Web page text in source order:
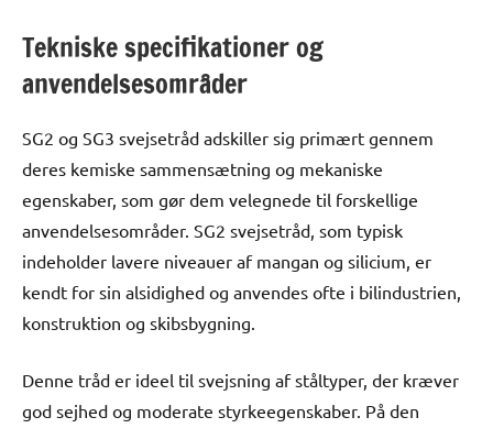
Tekniske specifikationer og
anvendelsesområder
SG2 og SG3 svejsetråd adskiller sig primært gennem
deres kemiske sammensætning og mekaniske
egenskaber, som gør dem velegnede til forskellige
anvendelsesområder. SG2 svejsetråd, som typisk
indeholder lavere niveauer af mangan og silicium, er
kendt for sin alsidighed og anvendes ofte i bilindustrien,
konstruktion og skibsbygning.
Denne tråd er ideel til svejsning af ståltyper, der kræver
god sejhed og moderate styrkeegenskaber. På den